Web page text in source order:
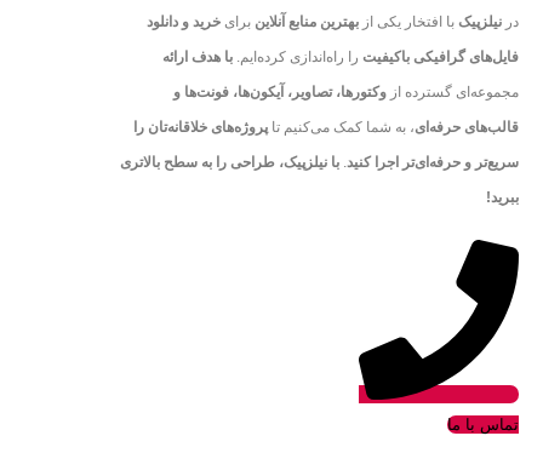
در نیلزپیک با افتخار یکی از بهترین منابع آنلاین برای خرید و دانلود
فایل‌های گرافیکی باکیفیت را راه‌اندازی کرده‌ایم. با هدف ارائه
مجموعه‌ای گسترده از وکتورها، تصاویر، آیکون‌ها، فونت‌ها و
قالب‌های حرفه‌ای، به شما کمک می‌کنیم تا پروژه‌های خلاقانه‌تان را
سریع‌تر و حرفه‌ای‌تر اجرا کنید. با نیلزپیک، طراحی را به سطح بالاتری
ببرید!
تماس با ما